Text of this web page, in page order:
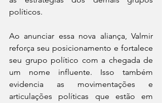
políticos.
Ao anunciar essa nova aliança, Valmir
reforça seu posicionamento e fortalece
seu grupo político com a chegada de
um nome influente. Isso também
evidencia as movimentações e
articulações políticas que estão em